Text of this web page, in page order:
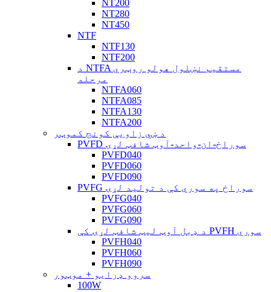
NT200
NT280
NT450
NTF
NTF130
NTF200
د NTFA مستقیم نښلول هولو روټري
مرحله
NTFA060
NTFA085
NTFA130
NTFA200
د ښي زاویې کونج کموټر
PVFD سوراخ-ان-واحد-آوټ شافټ لړۍ
PVFD040
PVFD060
PVFD090
PVFG سوراخ په سوري کې د تولید لړۍ
PVFG040
PVFG060
PVFG090
د ډبل آوټ لیټ شافټ لړۍ کې PVFH سوري
PVFH040
PVFH060
PVFH090
سروو ډرایو + موټور
100W